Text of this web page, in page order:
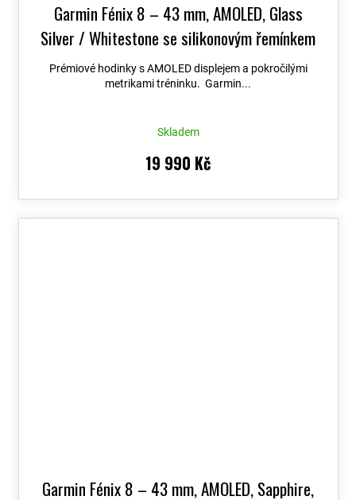
Garmin Fénix 8 – 43 mm, AMOLED, Glass
Silver / Whitestone se silikonovým řemínkem
010-02903-00+ možnost výměny do 90 dní +
Topo Czech PRO Voucher
Prémiové hodinky s AMOLED displejem a pokročilými
metrikami tréninku. Garmin...
Skladem
19 990 Kč
Garmin Fénix 8 – 43 mm, AMOLED, Sapphire,